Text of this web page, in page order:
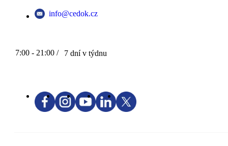
info@cedok.cz
7:00 - 21:00 / 7 dní v týdnu